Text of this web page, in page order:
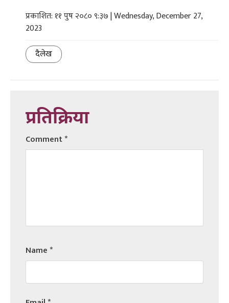
प्रकाशित: ११ पुष २०८० ९:३७ | Wednesday, December 27,
2023
दैलेख
प्रतिक्रिया
Comment*
Name*